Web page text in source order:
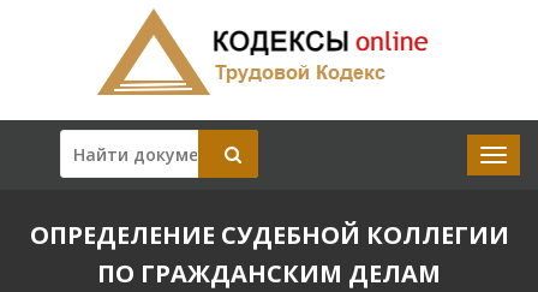
ОПРЕДЕЛЕНИЕ СУДЕБНОЙ КОЛЛЕГИИ
ПО ГРАЖДАНСКИМ ДЕЛАМ